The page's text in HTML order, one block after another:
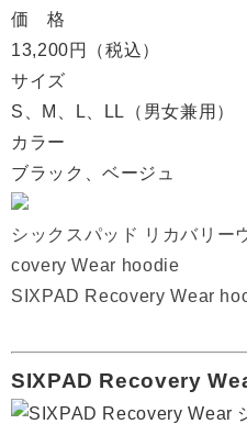
価 格
13,200円（税込）
サイズ
S、M、L、LL（男女兼用）
カラー
ブラック、ベージュ
シックスパッド リカバリー
covery Wear hoodie
SIXPAD Recovery Wear
SIXPAD Recovery